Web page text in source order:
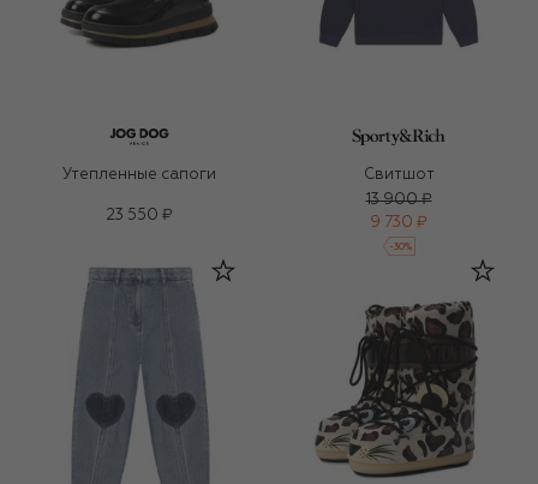
Утепленные сапоги
23 550 ₽
Свитшот
13 900 ₽
9 730 ₽
-30%